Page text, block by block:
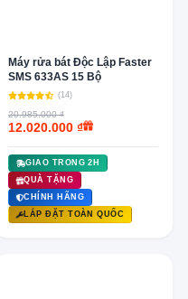
Máy rửa bát Độc Lập Faster
SMS 633AS 15 Bộ
(14)
20.985.000 ₫
12.020.000 ₫
GIAO TRONG 2H
QUÀ TẶNG
CHÍNH HÃNG
LẮP ĐẶT TOÀN QUỐC